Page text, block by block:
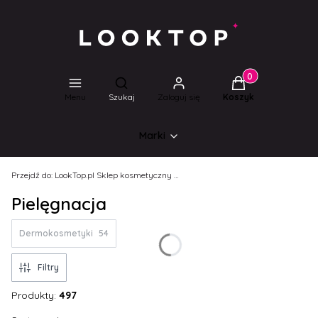
Menu
Otwórz wyszukiwarkę
Szukaj Zaloguj się
Produkty w
Koszyk
Marki
Przejdź do: LookTop.pl Sklep kosmetyczny dla wyjątkowych kobiet!
Pielęgnacja
Dermokosmetyki 54
Filtry
Produkty: 497